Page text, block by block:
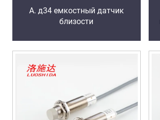
А. д34 емкостный датчик
близости